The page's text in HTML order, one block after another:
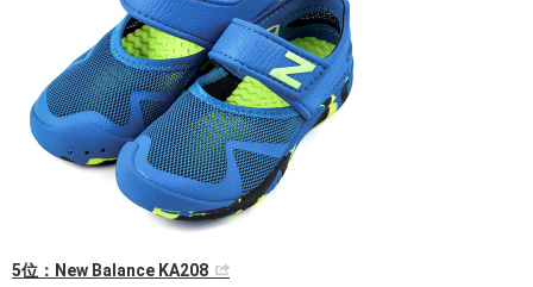
5位：New Balance KA208